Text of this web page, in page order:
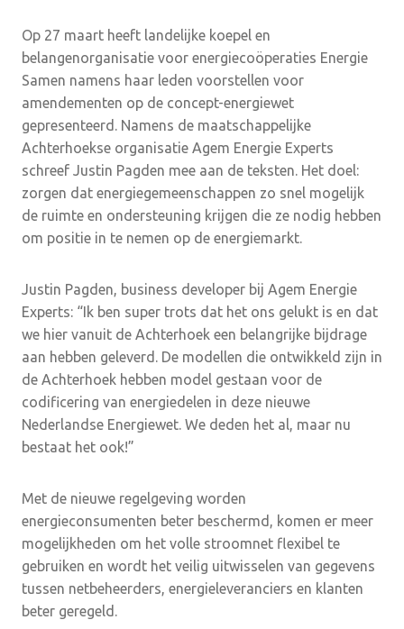
Op 27 maart heeft landelijke koepel en
belangenorganisatie voor energiecoöperaties Energie
Samen namens haar leden voorstellen voor
amendementen op de concept-energiewet
gepresenteerd. Namens de maatschappelijke
Achterhoekse organisatie Agem Energie Experts
schreef Justin Pagden mee aan de teksten. Het doel:
zorgen dat energiegemeenschappen zo snel mogelijk
de ruimte en ondersteuning krijgen die ze nodig hebben
om positie in te nemen op de energiemarkt.
Justin Pagden, business developer bij Agem Energie
Experts: “Ik ben super trots dat het ons gelukt is en dat
we hier vanuit de Achterhoek een belangrijke bijdrage
aan hebben geleverd. De modellen die ontwikkeld zijn in
de Achterhoek hebben model gestaan voor de
codificering van energiedelen in deze nieuwe
Nederlandse Energiewet. We deden het al, maar nu
bestaat het ook!”
Met de nieuwe regelgeving worden
energieconsumenten beter beschermd, komen er meer
mogelijkheden om het volle stroomnet flexibel te
gebruiken en wordt het veilig uitwisselen van gegevens
tussen netbeheerders, energieleveranciers en klanten
beter geregeld.